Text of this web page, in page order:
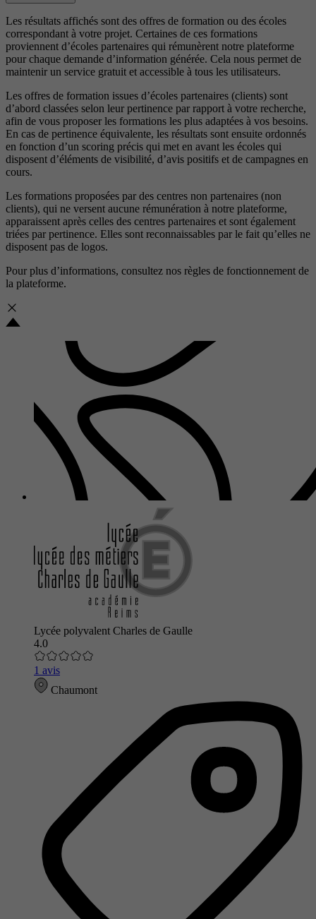
Les résultats affichés sont des offres de formation ou des écoles
correspondant à votre projet. Certaines de ces formations
proviennent d’écoles partenaires qui rémunèrent notre plateforme
pour chaque demande d’information générée. Cela nous permet de
maintenir un service gratuit et accessible à tous les utilisateurs.
Les offres de formation issues d’écoles partenaires (clients) sont
d’abord classées selon leur pertinence par rapport à votre recherche,
afin de vous proposer les formations les plus adaptées à vos besoins.
En cas de pertinence équivalente, les résultats sont ensuite ordonnés
en fonction d’un scoring précis qui met en avant les écoles qui
disposent d’éléments de visibilité, d’avis positifs et de campagnes en
cours.
Les formations proposées par des centres non partenaires (non
clients), qui ne versent aucune rémunération à notre plateforme,
apparaissent après celles des centres partenaires et sont également
triées par pertinence. Elles sont reconnaissables par le fait qu’elles ne
disposent pas de logos.
Pour plus d’informations, consultez nos règles de fonctionnement de
la plateforme.
Lycée polyvalent Charles de Gaulle
4.0
1 avis
Chaumont